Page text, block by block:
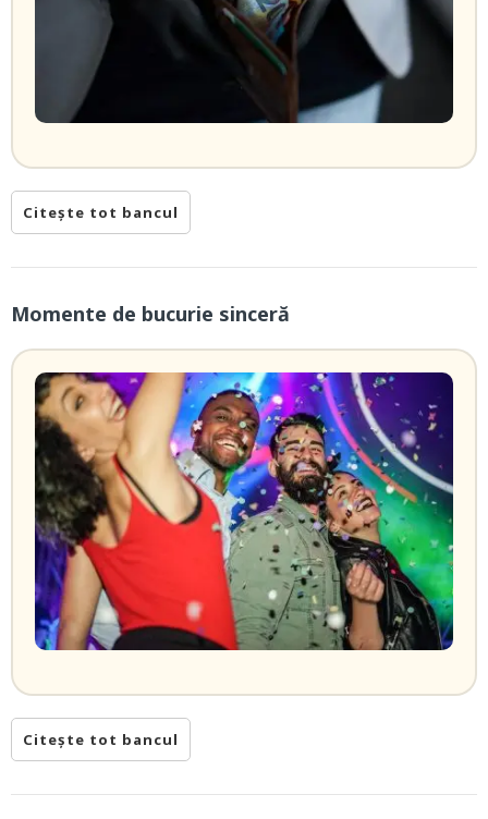
Citește tot bancul
Momente de bucurie sinceră
Citește tot bancul